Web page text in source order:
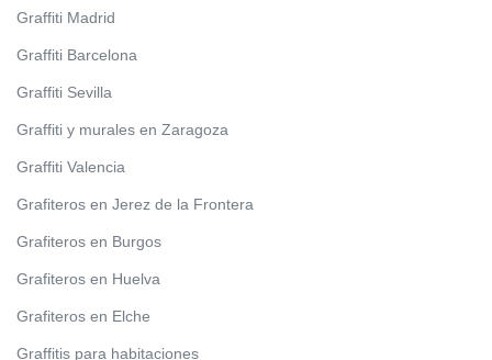
Graffiti Madrid
Graffiti Barcelona
Graffiti Sevilla
Graffiti y murales en Zaragoza
Graffiti Valencia
Grafiteros en Jerez de la Frontera
Grafiteros en Burgos
Grafiteros en Huelva
Grafiteros en Elche
Graffitis para habitaciones